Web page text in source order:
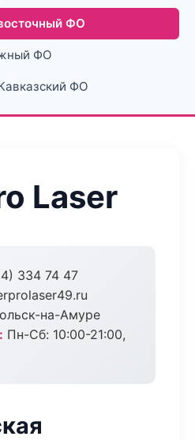
ФО
ФО
ФО
Laser
334 74 47
на-Амуре
Пн-Сб: 10:00-21:00,